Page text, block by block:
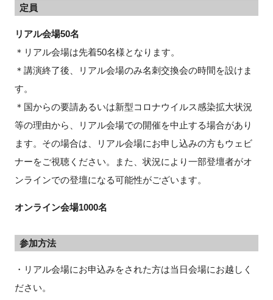
定員
リアル会場50名
＊リアル会場は先着50名様となります。
＊講演終了後、リアル会場のみ名刺交換会の時間を設けま
す。
＊国からの要請あるいは新型コロナウイルス感染拡大状況
等の理由から、リアル会場での開催を中止する場合があり
ます。その場合は、リアル会場にお申し込みの方もウェビ
ナーをご視聴ください。また、状況により一部登壇者がオ
ンラインでの登壇になる可能性がございます。
オンライン会場1000名
参加方法
・リアル会場にお申込みをされた方は当日会場にお越しく
ださい。